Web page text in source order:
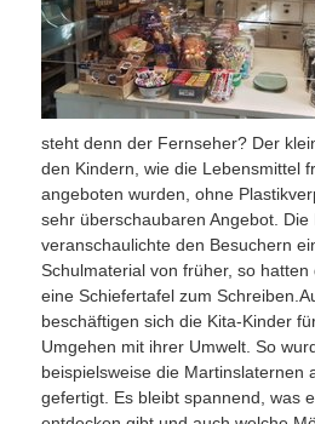
steht denn der Fernseher? Der
den Kindern, wie die Lebensmittel
angeboten wurden, ohne
sehr überschaubaren Angebot. Die
veranschaulichte den Besuchern
Schulmaterial von früher, so hatten
eine Schiefertafel zum
beschäftigen sich die Kita-Kinder
Umgehen mit ihrer Umwelt. So
beispielsweise die Martinslaternen
gefertigt. Es bleibt spannend, was